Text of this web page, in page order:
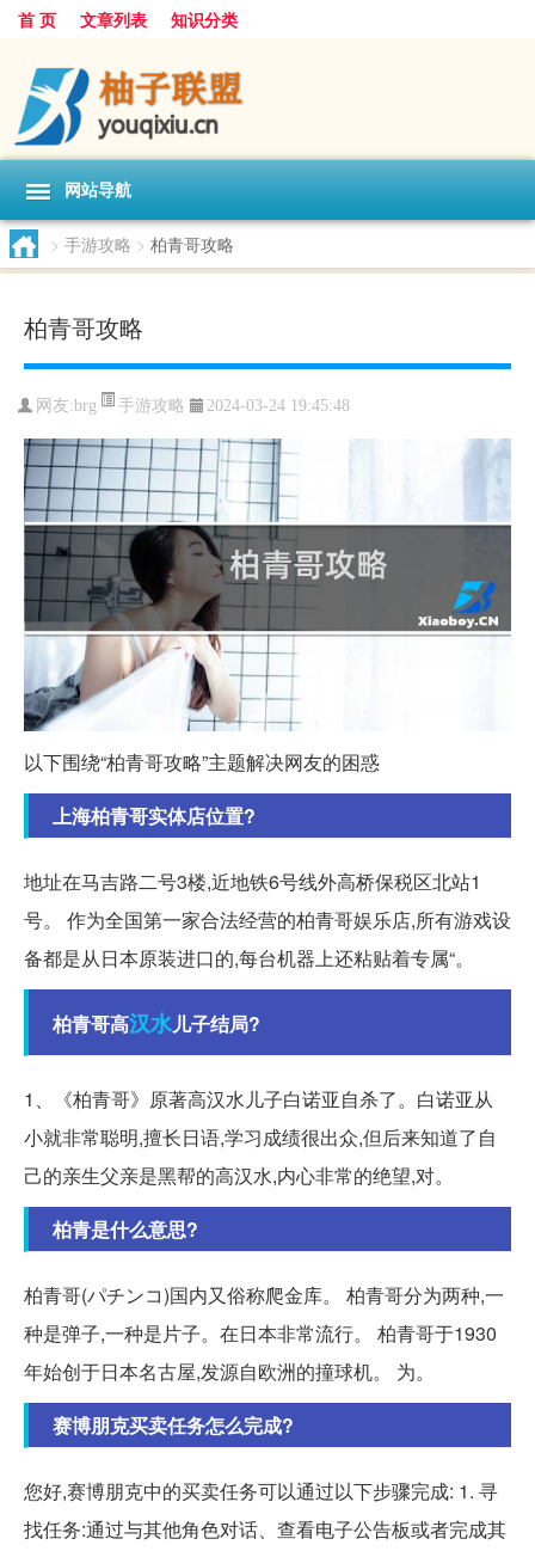
首 页 文章列表 知识分类
网站导航
> 手游攻略 > 柏青哥攻略
柏青哥攻略
网友:brg 手游攻略 2024-03-24 19:45:48
以下围绕“柏青哥攻略”主题解决网友的困惑
上海柏青哥实体店位置?
地址在马吉路二号3楼,近地铁6号线外高桥保税区北站1
号。 作为全国第一家合法经营的柏青哥娱乐店,所有游戏设
备都是从日本原装进口的,每台机器上还粘贴着专属“。
柏青哥高汉水儿子结局?
1、《柏青哥》原著高汉水儿子白诺亚自杀了。白诺亚从
小就非常聪明,擅长日语,学习成绩很出众,但后来知道了自
己的亲生父亲是黑帮的高汉水,内心非常的绝望,对。
柏青是什么意思?
柏青哥(パチンコ)国内又俗称爬金库。 柏青哥分为两种,一
种是弹子,一种是片子。在日本非常流行。 柏青哥于1930
年始创于日本名古屋,发源自欧洲的撞球机。 为。
赛博朋克买卖任务怎么完成?
您好,赛博朋克中的买卖任务可以通过以下步骤完成: 1. 寻
找任务:通过与其他角色对话、查看电子公告板或者完成其